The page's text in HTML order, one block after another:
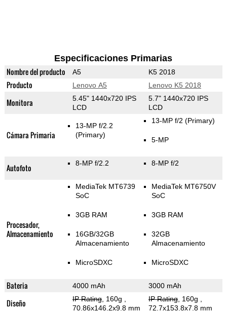
Especificaciones Primarias
Nombre del producto A5 K5 2018
Producto Lenovo A5 Lenovo K5 2018
Monitora
5.45" 1440x720 IPS
LCD
5.7" 1440x720 IPS
LCD
Cámara Primaria
13-MP f/2.2
(Primary)
13-MP f/2 (Primary)
5-MP
Autofoto 8-MP f/2.2 8-MP f/2
Procesador,
Almacenamiento
MediaTek MT6739
SoC
3GB RAM
16GB/32GB
Almacenamiento
MicroSDXC
MediaTek MT6750V
SoC
3GB RAM
32GB
Almacenamiento
MicroSDXC
Bateria 4000 mAh 3000 mAh
Diseño IP Rating, 160g
70.86x146.2x9.8 mm
IP Rating, 160g
72.7x153.8x7.8 mm